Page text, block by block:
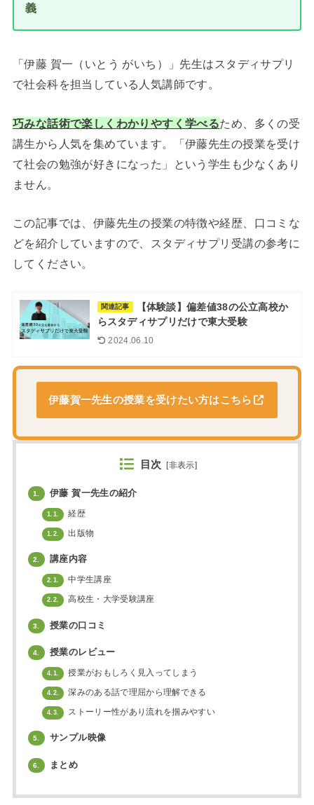
義
「伊藤 賀一（いとう がいち）」先生はスタディサプリ
で社会科を担当している人気講師です。
巧みな話術で楽しくわかりやすく学べるため、多くの受
講生から人気を集めています。「伊藤先生の授業を受け
て社会の勉強が好きになった」という学生も少なくあり
ません。
この記事では、伊藤先生の授業の特徴や経歴、口コミな
どを紹介していますので、スタディサプリ受講の参考に
してください。
関連記事
【体験談】偏差値38の公立高校か
らスタディサプリだけで東大受験
2024.06.10
伊藤賀一先生の授業を受けたい方はこちら
目次 [非表示]
1. 伊藤 賀一先生の紹介
1.1. 経歴
1.2. 出版物
2. 講座内容
2.1. 中学生講座
2.2. 高校生・大学受験講座
3. 授業の口コミ
4. 授業のレビュー
4.1. 授業がおもしろく見入ってしまう
4.2. 深みのある話で理屈から理解できる
4.3. ストーリー性があり流れを掴みやすい
5. サンプル映像
6. まとめ